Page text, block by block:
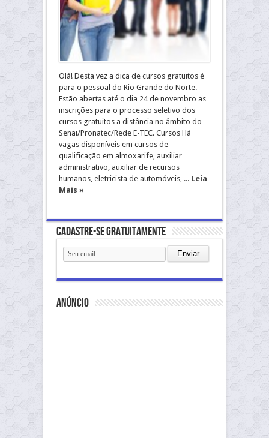
Olá! Desta vez a dica de cursos gratuitos é
para o pessoal do Rio Grande do Norte.
Estão abertas até o dia 24 de novembro as
inscrições para o processo seletivo dos
cursos gratuitos a distância no âmbito do
Senai/Pronatec/Rede E-TEC. Cursos Há
vagas disponíveis em cursos de
qualificação em almoxarife, auxiliar
administrativo, auxiliar de recursos
humanos, eletricista de automóveis, ... Leia
Mais »
Cadastre-se gratuitamente
anúncio